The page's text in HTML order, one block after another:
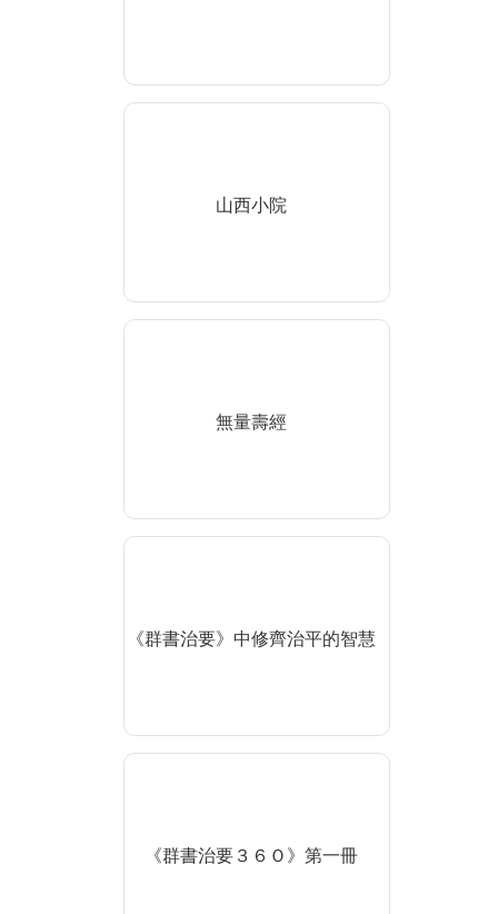
山西小院
無量壽經
《群書治要》中修齊治平的智慧
《群書治要３６Ｏ》第一冊